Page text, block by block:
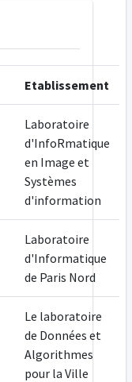
Etablissement
Laboratoire
d'InfoRmatique
en Image et
Systèmes
d'information
Laboratoire
d'Informatique
de Paris Nord
Le laboratoire
de Données et
Algorithmes
pour la Ville